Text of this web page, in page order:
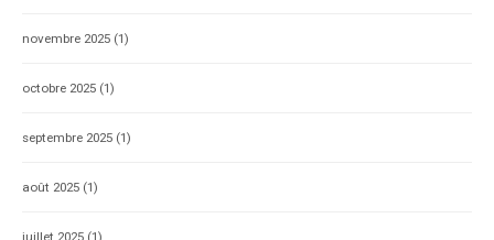
novembre 2025 (1)
octobre 2025 (1)
septembre 2025 (1)
août 2025 (1)
juillet 2025 (1)